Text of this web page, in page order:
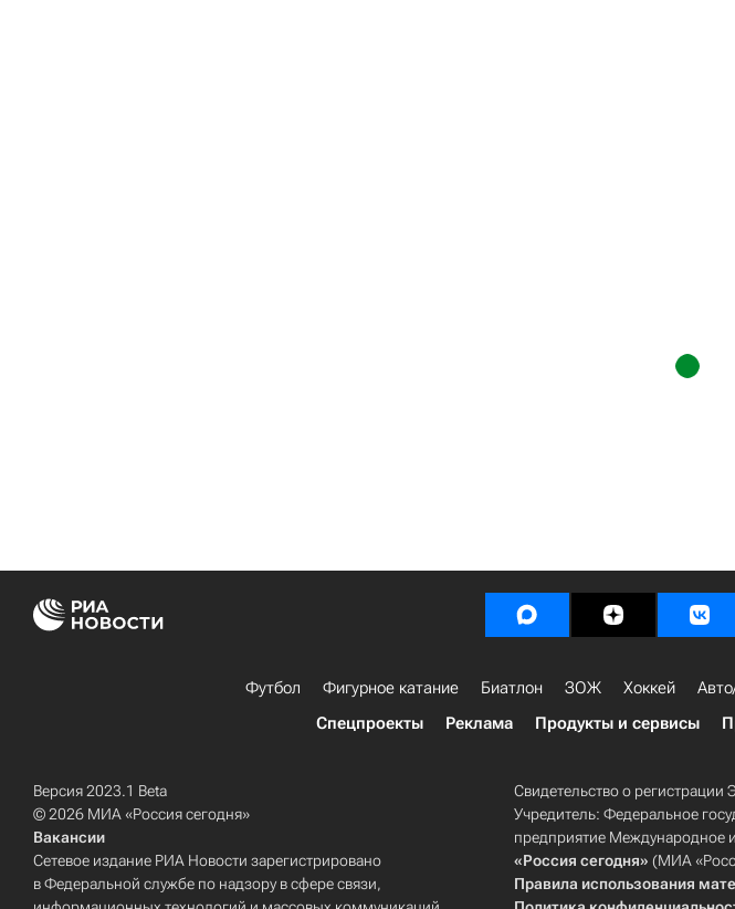
Футбол Фигурное катание Биатлон ЗОЖ Хоккей
Спецпроекты
Реклама Продукты и сервисы
Версия 2023.1 Beta
© 2026 МИА «Россия сегодня»
Вакансии
Сетевое издание РИА Новости зарегистрировано
в Федеральной службе по надзору в сфере связи,
Свидетельство о
Учредитель: Федеральное
предприятие Международное
«Россия сегодня» (МИА
Правила использования